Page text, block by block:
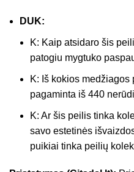
DUK:
K: Kaip atsidaro šis
patogiu mygtuko
K: Iš kokios
pagaminta iš 440
K: Ar šis peilis tinka
savo estetinės
puikiai tinka peilių